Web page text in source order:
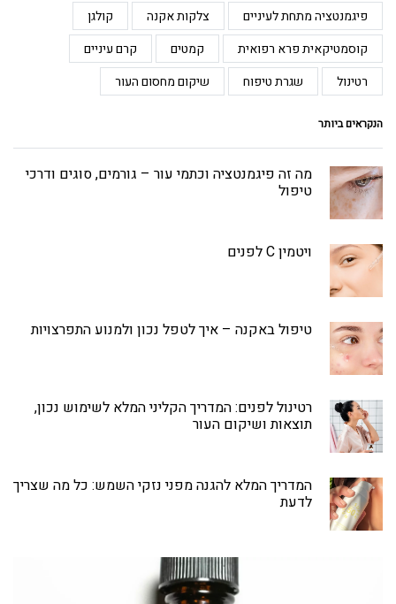
פיגמנטציה מתחת לעיניים
צלקות אקנה
קולגן
קוסמטיקאית פרא רפואית
קמטים
קרם עיניים
רטינול
שגרת טיפוח שיקום מחסום העור
הנקראים ביותר
מה זה פיגמנטציה וכתמי עור – גורמים, סוגים ודרכי
טיפול
ויטמין C לפנים
טיפול באקנה – איך לטפל נכון ולמנוע התפרצויות
רטינול לפנים: המדריך הקליני המלא לשימוש נכון,
תוצאות ושיקום העור
המדריך המלא להגנה מפני נזקי השמש: כל מה שצריך
לדעת